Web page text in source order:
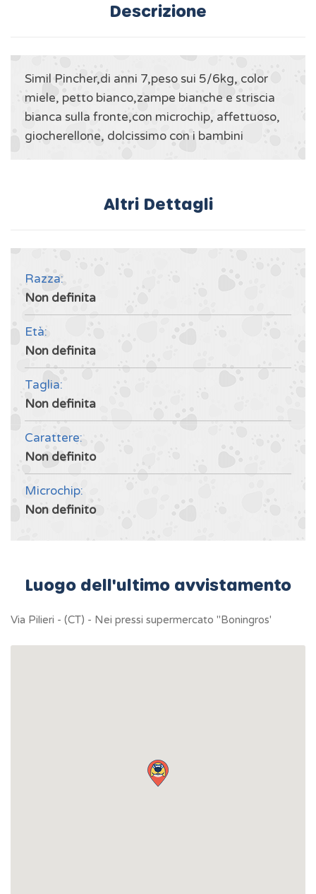
Descrizione
Simil Pincher,di anni 7,peso sui 5/6kg, color
miele, petto bianco,zampe bianche e striscia
bianca sulla fronte,con microchip, affettuoso,
giocherellone, dolcissimo con i bambini
Altri Dettagli
Razza:
Non definita
Età:
Non definita
Taglia:
Non definita
Carattere:
Non definito
Microchip:
Non definito
Luogo dell'ultimo avvistamento
Via Pilieri - (CT) - Nei pressi supermercato "Boningros'